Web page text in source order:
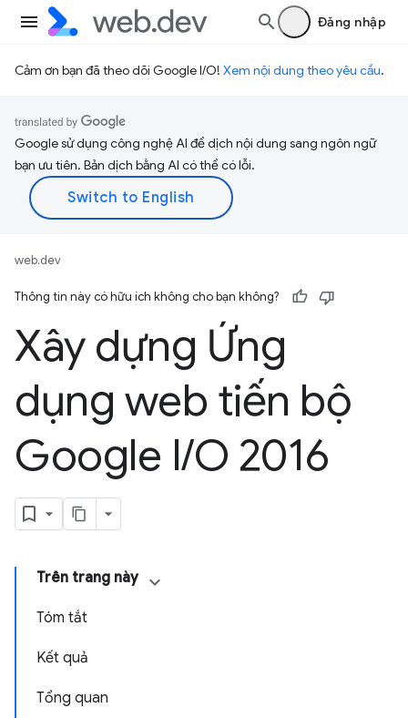
Đăng nhập
Cảm ơn bạn đã theo dõi Google I/O! Xem nội dung theo yêu cầu.
Google sử dụng công nghệ AI để dịch nội dung sang ngôn ngữ
bạn ưu tiên. Bản dịch bằng AI có thể có lỗi.
web.dev
Thông tin này có hữu ích không cho bạn không?
Xây dựng Ứng
dụng web tiến bộ
Google I/O 2016
Trên trang này
Tóm tắt
Kết quả
Tổng quan